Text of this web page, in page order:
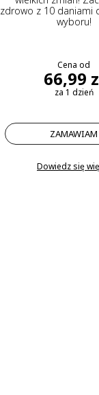
zdrowo z 10 daniami
wyboru!
Cena od
66,99
za 1 dzień
ZAMAWIAM
Dowiedz się